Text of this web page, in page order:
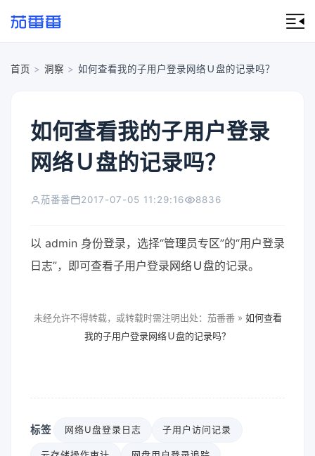
首页 > 洞察 > 如何查看我的子用户登录网络Ｕ盘的记录吗？
如何查看我的子用户登录
网络Ｕ盘的记录吗？
茄番番 2017-07-05 11:29:16 8836
以 admin 身份登录，选择“管理员专区”的“用户登录
日志”，即可查看子用户登录网络Ｕ盘的记录。
未经允许不得转载，或转载时需注明出处：茄番番 » 如何查看
我的子用户登录网络Ｕ盘的记录吗？
标签 网络U盘登录日志 子用户访问记录